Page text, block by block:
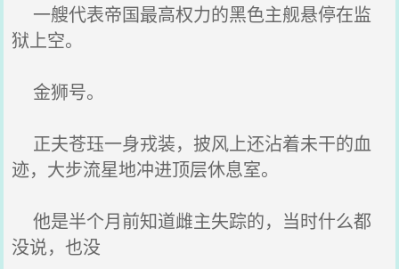
一艘代表帝国最高权力的黑色主舰悬停在监
狱上空。
金狮号。
正夫苍珏一身戎装，披风上还沾着未干的血
迹，大步流星地冲进顶层休息室。
他是半个月前知道雌主失踪的，当时什么都
没说，也没